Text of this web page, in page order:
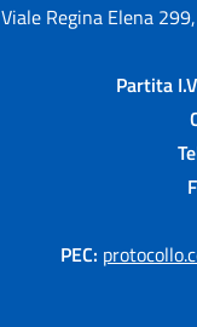
Viale Regina Elena
Partita
PEC: